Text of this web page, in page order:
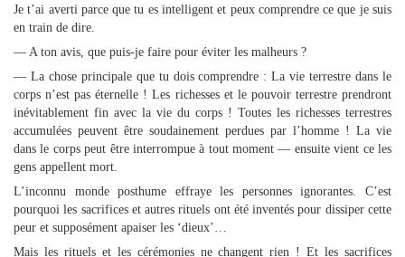
Je t’ai averti parce que tu es intelligent et peux comprendre ce que je suis
en train de dire.
— A ton avis, que puis-je faire pour éviter les malheurs ?
— La chose principale que tu dois comprendre : La vie terrestre dans le
corps n’est pas éternelle ! Les richesses et le pouvoir terrestre prendront
inévitablement fin avec la vie du corps ! Toutes les richesses terrestres
accumulées peuvent être soudainement perdues par l’homme ! La vie
dans le corps peut être interrompue à tout moment — ensuite vient ce les
gens appellent mort.
L’inconnu monde posthume effraye les personnes ignorantes. C’est
pourquoi les sacrifices et autres rituels ont été inventés pour dissiper cette
peur et supposément apaiser les ‘dieux’…
Mais les rituels et les cérémonies ne changent rien ! Et les sacrifices